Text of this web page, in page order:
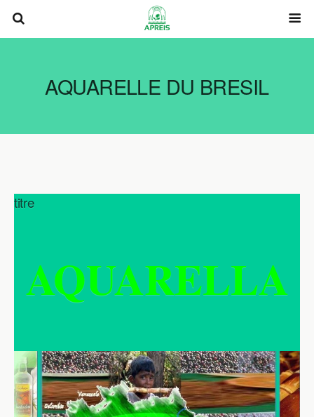
AQUARELLE DU BRESIL
titre
AQUARELLA